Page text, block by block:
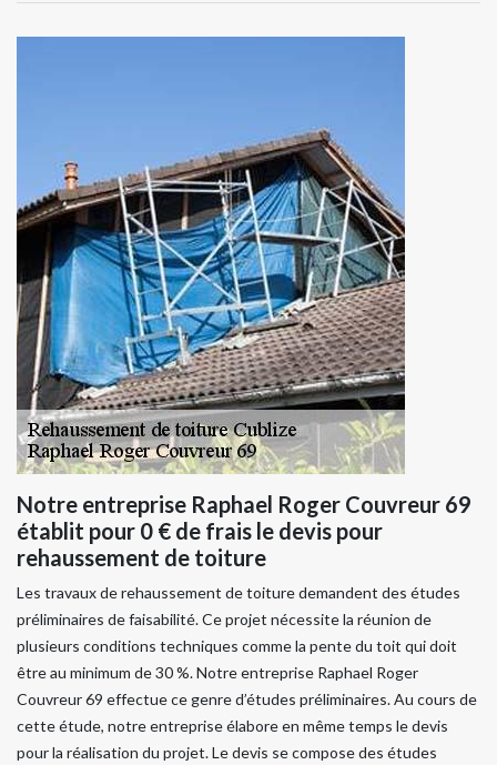
Notre entreprise Raphael Roger Couvreur 69
établit pour 0 € de frais le devis pour
rehaussement de toiture
Les travaux de rehaussement de toiture demandent des études
préliminaires de faisabilité. Ce projet nécessite la réunion de
plusieurs conditions techniques comme la pente du toit qui doit
être au minimum de 30 %. Notre entreprise Raphael Roger
Couvreur 69 effectue ce genre d’études préliminaires. Au cours de
cette étude, notre entreprise élabore en même temps le devis
pour la réalisation du projet. Le devis se compose des études